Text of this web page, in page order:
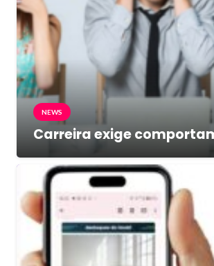
NEWS
Carreira exige